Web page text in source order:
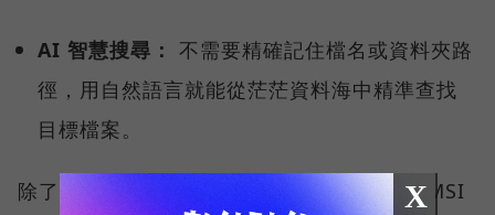
AI 智慧搜尋： 不需要精確記住檔名或資料夾路
徑，用自然語言就能從茫茫資料海中精準查找
目標檔案。
除了微軟的生態系，MSI 更導入獨家研發的 MSI
X